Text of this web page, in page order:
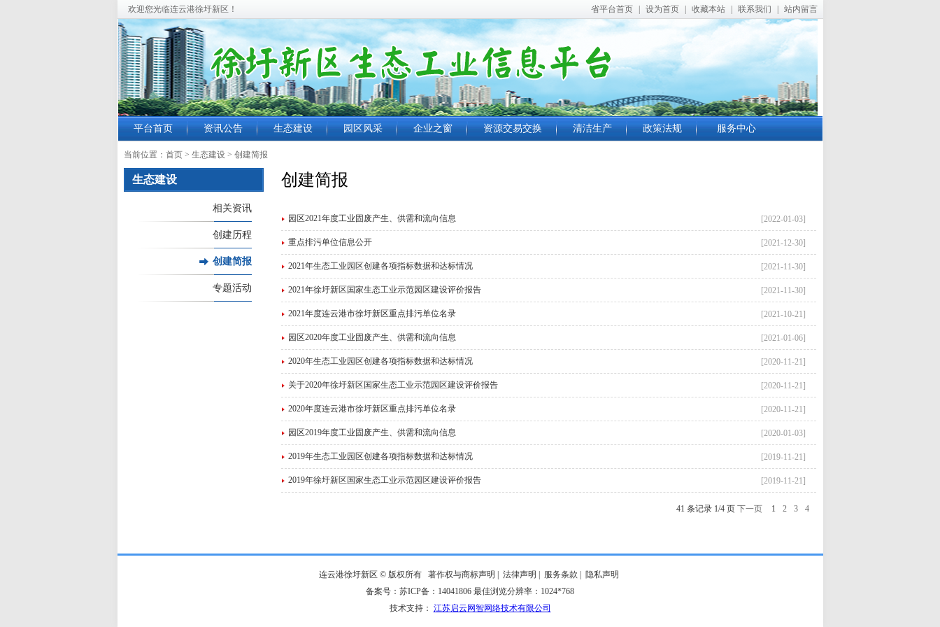
欢迎您光临连云港徐圩新区！ 省平台首页 设为首页 收藏本站 联系我们 站内留言
平台首页 资讯公告 生态建设 园区风采 企业之窗 资源交易交换 清洁生产 政策法规 服务中心
当前位置： 首页> 生态建设> 创建简报
生态建设
相关资讯
创建历程
创建简报
专题活动
创建简报
园区2021年度工业固废产生、供需和流向信息 [2022-01-03]
重点排污单位信息公开 [2021-12-30]
2021年生态工业园区创建各项指标数据和达标情况 [2021-11-30]
2021年徐圩新区国家生态工业示范园区建设评价报告 [2021-11-30]
2021年度连云港市徐圩新区重点排污单位名录 [2021-10-21]
园区2020年度工业固废产生、供需和流向信息 [2021-01-06]
2020年生态工业园区创建各项指标数据和达标情况 [2020-11-21]
关于2020年徐圩新区国家生态工业示范园区建设评价报告 [2020-11-21]
2020年度连云港市徐圩新区重点排污单位名录 [2020-11-21]
园区2019年度工业固废产生、供需和流向信息 [2020-01-03]
2019年生态工业园区创建各项指标数据和达标情况 [2019-11-21]
2019年徐圩新区国家生态工业示范园区建设评价报告 [2019-11-21]
41 条记录 1/4 页 下一页 1 2 3 4
连云港徐圩新区 © 版权所有 著作权与商标声明 法律声明 服务条款
隐私声明
备案号：苏ICP备：14041806 最佳浏览分辨率：1024*768
技术支持： 江苏启云网智网络技术有限公司